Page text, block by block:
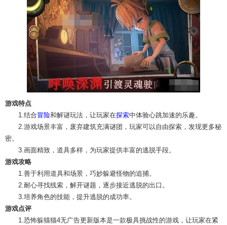
游戏特点
1.结合冒险和解谜玩法，让玩家在探索中体验心跳加速的乐趣。
2.游戏场景丰富，废弃建筑充满谜团，玩家可以自由探索，发现更多秘
密。
3.画面精致，道具多样，为玩家提供丰富的逃脱手段。
游戏攻略
1.善于利用道具和场景，巧妙躲避怪物的追捕。
2.耐心寻找线索，解开谜题，逐步接近逃脱的出口。
3.培养角色的技能，提升逃脱的成功率。
游戏点评
1.恐怖躲猫猫4无广告更新版本是一款极具挑战性的游戏，让玩家在紧